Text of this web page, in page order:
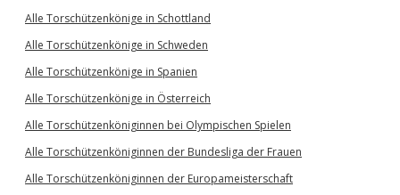
Alle Torschützenkönige in Schottland
Alle Torschützenkönige in Schweden
Alle Torschützenkönige in Spanien
Alle Torschützenkönige in Österreich
Alle Torschützenköniginnen bei Olympischen Spielen
Alle Torschützenköniginnen der Bundesliga der Frauen
Alle Torschützenköniginnen der Europameisterschaft